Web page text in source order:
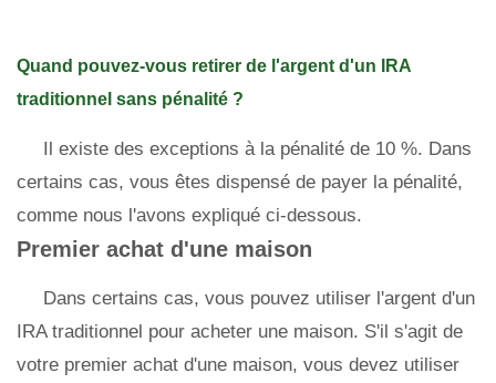
Quand pouvez-vous retirer de l'argent d'un IRA
traditionnel sans pénalité ?
Il existe des exceptions à la pénalité de 10 %. Dans
certains cas, vous êtes dispensé de payer la pénalité,
comme nous l'avons expliqué ci-dessous.
Premier achat d'une maison
Dans certains cas, vous pouvez utiliser l'argent d'un
IRA traditionnel pour acheter une maison. S'il s'agit de
votre premier achat d'une maison, vous devez utiliser